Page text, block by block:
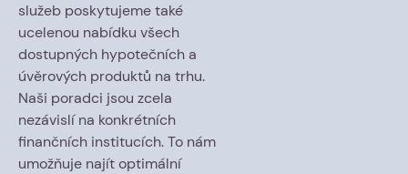
služeb poskytujeme také
ucelenou nabídku všech
dostupných hypotečních a
úvěrových produktů na trhu.
Naši poradci jsou zcela
nezávislí na konkrétních
finančních institucích. To nám
umožňuje najít optimální